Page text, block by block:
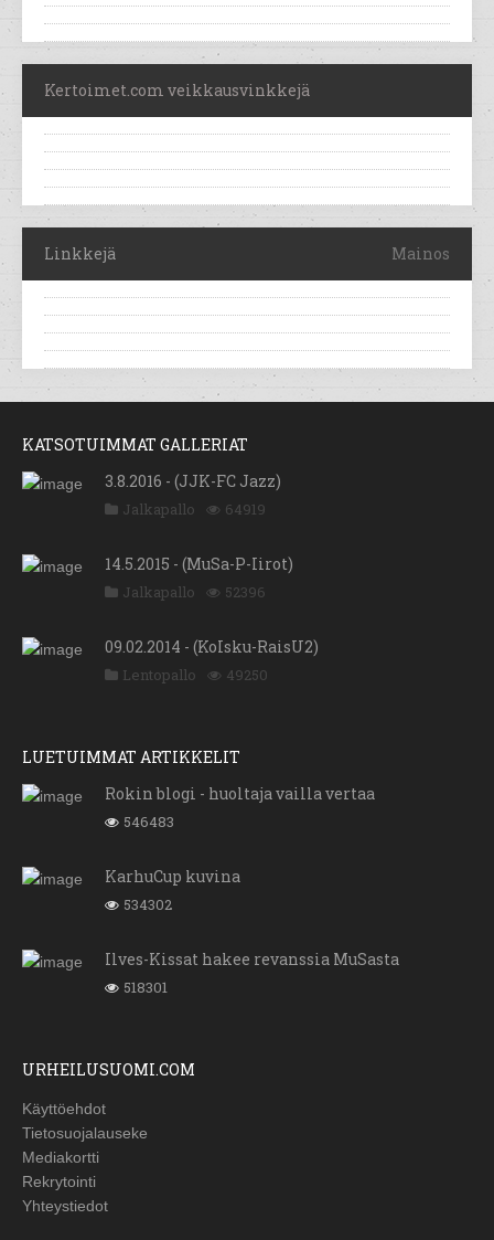
Kertoimet.com veikkausvinkkejä
Linkkejä Mainos
KATSOTUIMMAT GALLERIAT
3.8.2016 - (JJK-FC Jazz)
Jalkapallo 64919
14.5.2015 - (MuSa-P-Iirot)
Jalkapallo 52396
09.02.2014 - (KoIsku-RaisU2)
Lentopallo 49250
LUETUIMMAT ARTIKKELIT
Rokin blogi - huoltaja vailla vertaa
546483
KarhuCup kuvina
534302
Ilves-Kissat hakee revanssia MuSasta
518301
URHEILUSUOMI.COM
Käyttöehdot
Tietosuojalauseke
Mediakortti
Rekrytointi
Yhteystiedot